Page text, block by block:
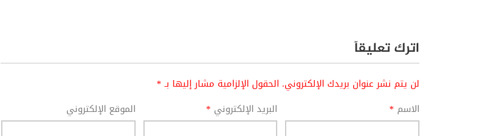
اترك تعليقاً
لن يتم نشر عنوان بريدك الإلكتروني. الحقول الإلزامية مشار إليها بـ*
الاسم * البريد الإلكتروني * الموقع الإلكتروني